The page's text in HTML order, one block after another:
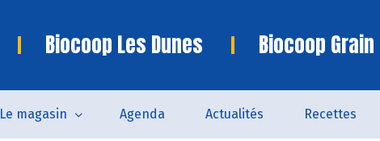
Biocoop Les Dunes Biocoop Grain
Le magasin Agenda Actualités Recettes